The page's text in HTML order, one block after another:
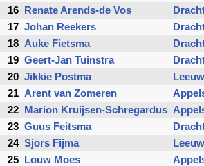
16
Renate Arends-de Vos
17 Johan Reekers
18 Auke Fietsma
19 Geert-Jan Tuinstra
20 Jikkie Postma
21 Arent van Zomeren
22
Marion Kruijsen-Schregardus
23 Guus Feitsma
24 Sjors Fijma
25
Louw Moes